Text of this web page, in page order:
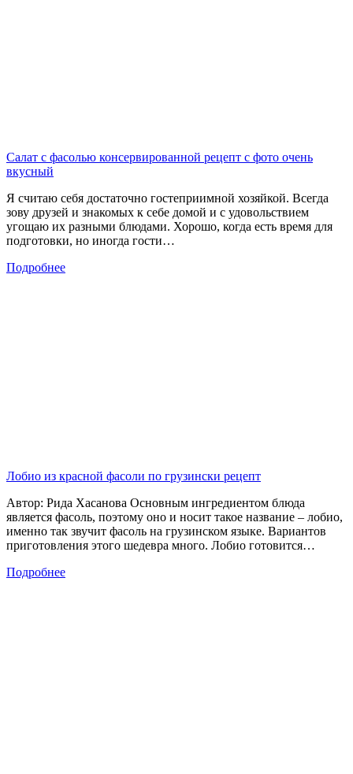
Салат с фасолью консервированной рецепт с фото очень
вкусный
Я считаю себя достаточно гостеприимной хозяйкой. Всегда
зову друзей и знакомых к себе домой и с удовольствием
угощаю их разными блюдами. Хорошо, когда есть время для
подготовки, но иногда гости…
Подробнее
Лобио из красной фасоли по грузински рецепт
Автор: Рида Хасанова Основным ингредиентом блюда
является фасоль, поэтому оно и носит такое название – лобио,
именно так звучит фасоль на грузинском языке. Вариантов
приготовления этого шедевра много. Лобио готовится…
Подробнее